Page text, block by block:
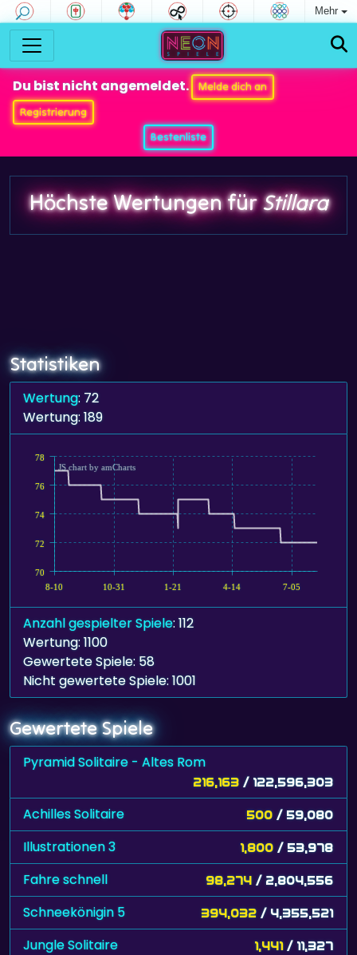
Mehr
Du bist nicht angemeldet.
Melde dich an
Registrierung
Bestenliste
Höchste Wertungen fürStillara
Statistiken
Wertung: 72
Wertung: 189
8-10 10-31 1-21 4-14 7-05
70
72
74
76
78
JS chart by amCharts
Anzahl gespielter Spiele: 112
Wertung: 1100
Gewertete Spiele: 58
Nicht gewertete Spiele: 1001
Gewertete Spiele
Pyramid Solitaire - Altes Rom
216,163 / 122,596,303
Achilles Solitaire 500 / 59,080
Illustrationen 3 1,800 / 53,978
Fahre schnell 98,274 / 2,804,556
Schneekönigin 5 394,032 / 4,355,521
Jungle Solitaire 1,441 / 11,327